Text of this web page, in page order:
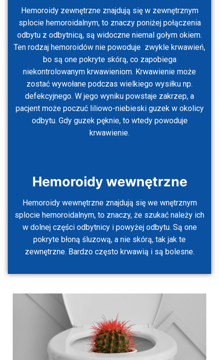
Hemoroidyzewnętrzneznajdują się w zewnętrznym
splocie hemoroidalnym, to znaczy poniżej połączenia
odbytu z odbytnicą, są widoczne niemal gołym okiem.
Ten rodzaj hemoroidów nie powoduje zwykle krwawień,
bo są one pokryte skórą, co zapobiega
niekontrolowanym krwawieniom. Krwawienie może
zostać wywołane podczas wielkiego wysiłku np.
defekcyjnego. W jego wyniku powstaje zakrzep, a
pacjent może poczuć liliowo-niebieski guzek w okolicy
odbytu. Gdy guzek pęknie, to wtedy powoduje
krwawienie.
Hemoroidy wewnętrzne
Hemoroidy wewnętrzne znajdują się we wnętrznym
splocie hemoroidalnym, to znaczy, że szukać należy ich
w dolnej części odbytnicy i powyżej odbytu. Są one
pokryte błoną śluzową, a nie skórą, tak jak te
zewnętrzne. Bardzo często krwawią i są bolesne.